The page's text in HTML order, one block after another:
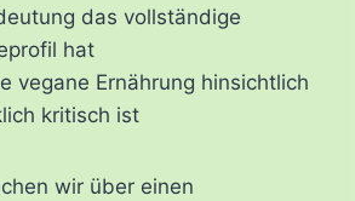
das vollständige
hat
vegane Ernährung hinsichtlich
kritisch ist
wir über einen